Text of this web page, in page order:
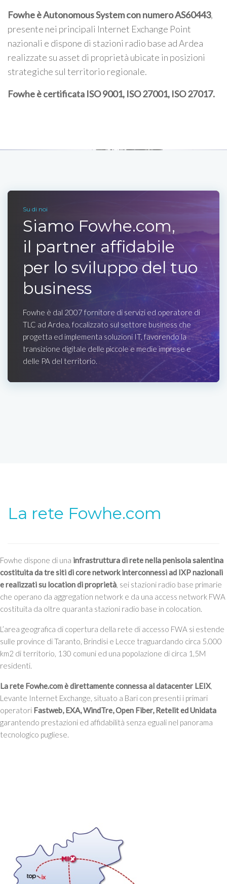
Fowhe è Autonomous System con numero AS60443,
presente nei principali Internet Exchange Point
nazionali e dispone di stazioni radio base ad Ardea
realizzate su asset di proprietà ubicate in posizioni
strategiche sul territorio regionale.
Fowhe è certificata ISO 9001, ISO 27001, ISO 27017.
Su di noi
Siamo Fowhe.com,
il partner affidabile
per lo sviluppo del tuo
business
Fowhe è dal 2007 fornitore di servizi ed operatore di
TLC ad Ardea, focalizzato sul settore business che
progetta ed implementa soluzioni IT, favorendo la
transizione digitale delle piccole e medie imprese e
delle PA del territorio.
La rete Fowhe.com
Fowhe dispone di una infrastruttura di rete nella penisola salentina
costituita da tre siti di core network interconnessi ad IXP nazionali
e realizzati su location di proprietà, sei stazioni radio base primarie
che operano da aggregation network e da una access network FWA
costituita da oltre quaranta stazioni radio base in colocation.
L’area geografica di copertura della rete di accesso FWA si estende
sulle province di Taranto, Brindisi e Lecce traguardando circa 5.000
km2 di territorio, 130 comuni ed una popolazione di circa 1,5M
residenti.
La rete Fowhe.com è direttamente connessa al datacenter LEIX,
Levante Internet Exchange, situato a Bari con presenti i primari
operatori Fastweb, EXA, WindTre, Open Fiber, Retelit ed Unidata
garantendo prestazioni ed affidabilità senza eguali nel panorama
tecnologico pugliese.